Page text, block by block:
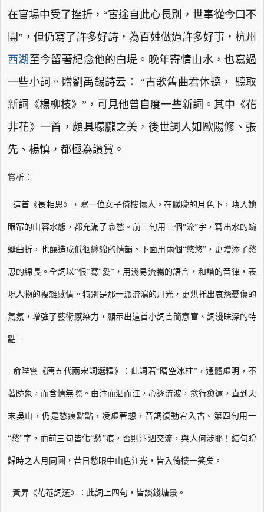
在官場中受了挫折，“宦途自此心長別，世事從今口不
開”，但仍寫了許多好詩，為百姓做過許多好事，杭州
西湖 至今留著紀念他的白堤。晚年寄情山水，也寫過
一些小詞。贈劉禹錫詩云：
“古歌舊曲君休聽，
聽取
新詞《楊柳枝》”，可見他曾自度一些新詞。其中《花
非花》一首，頗具朦朧之美，後世詞人如歐陽修、張
先、楊慎，都極為讚賞。
賞析：
這首《長相思》，寫一位女子倚樓懷人。在朦朧的月色下，映入她
眼帘的山容水態，都充滿了哀愁。前三句用三個“流”字，寫出水的蜿
蜒曲折，也釀造成低徊纏綿的情韻。 下面用兩個“悠悠”，更增添了愁
思的綿長。全詞以“恨”寫“愛”，用淺易流暢的語言，和諧的音律，表
現人物的複雜感情。特別是那一派流瀉的月光，更烘托出哀怨憂傷的
氣氛，增強了藝術感染力，顯示出這首小詞言簡意富、詞淺昧深的特
點。
俞陛雲《唐五代兩宋詞選釋》：此詞若“晴空冰柱”，通體虛明，不
著跡象，而含情無際。由汴而泗而江，心逐流波，愈行愈遠，直到天
末吳山，仍是愁痕點點，凌虛著想，音調復動宕入古。第四句用一
“愁”字，而前三句皆化“愁”痕，否則汴泗交流，與人何涉耶！結句盼
歸時之人月同圓，昔日愁眼中山色江光，皆入倚樓一笑矣。
黃昇《花菴詞選》：此詞上四句，皆談錢塘景。